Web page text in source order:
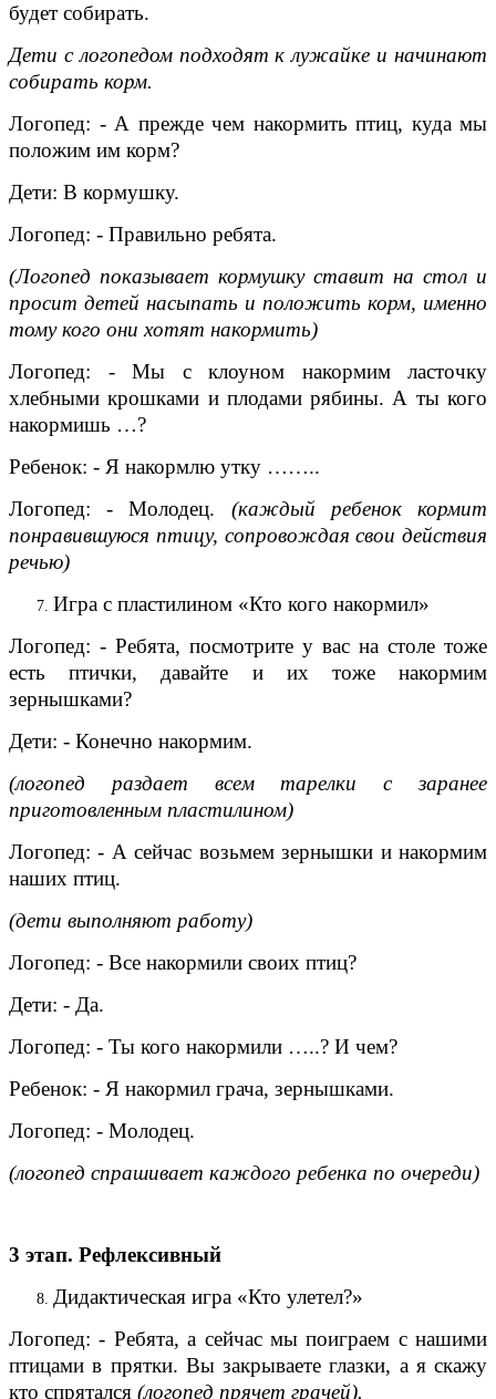
будет собирать.
Дети с логопедом подходят к лужайке и начинают
собирать корм.
Логопед: - А прежде чем накормить птиц, куда мы
положим им корм?
Дети: В кормушку.
Логопед: - Правильно ребята.
(Логопед показывает кормушку ставит на стол и
просит детей насыпать и положить корм, именно
тому кого они хотят накормить)
Логопед: - Мы с клоуном накормим ласточку
хлебными крошками и плодами рябины. А ты кого
накормишь …?
Ребенок: - Я накормлю утку ……..
Логопед: - Молодец. (каждый ребенок кормит
понравившуюся птицу, сопровождая свои действия
речью)
Игра с пластилином «Кто кого накормил»
Логопед: - Ребята, посмотрите у вас на столе тоже
есть птички, давайте и их тоже накормим
зернышками?
Дети: - Конечно накормим.
(логопед раздает всем тарелки с заранее
приготовленным пластилином)
Логопед: - А сейчас возьмем зернышки и накормим
наших птиц.
(дети выполняют работу)
Логопед: - Все накормили своих птиц?
Дети: - Да.
Логопед: - Ты кого накормили …..? И чем?
Ребенок: - Я накормил грача, зернышками.
Логопед: - Молодец.
(логопед спрашивает каждого ребенка по очереди)
3 этап. Рефлексивный
Дидактическая игра «Кто улетел?»
Логопед: - Ребята, а сейчас мы поиграем с нашими
птицами в прятки. Вы закрываете глазки, а я скажу
кто спрятался (логопед прячет грачей).